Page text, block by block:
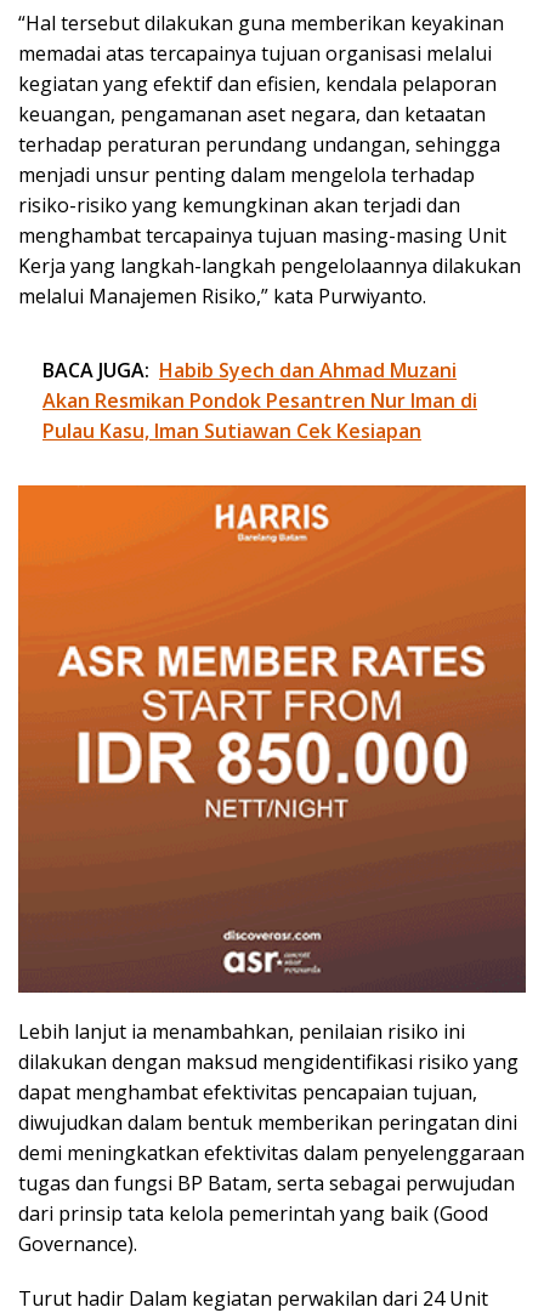
“Hal tersebut dilakukan guna memberikan keyakinan
memadai atas tercapainya tujuan organisasi melalui
kegiatan yang efektif dan efisien, kendala pelaporan
keuangan, pengamanan aset negara, dan ketaatan
terhadap peraturan perundang undangan, sehingga
menjadi unsur penting dalam mengelola terhadap
risiko-risiko yang kemungkinan akan terjadi dan
menghambat tercapainya tujuan masing-masing Unit
Kerja yang langkah-langkah pengelolaannya dilakukan
melalui Manajemen Risiko,” kata Purwiyanto.
BACA JUGA: Habib Syech dan Ahmad Muzani
Akan Resmikan Pondok Pesantren Nur Iman di
Pulau Kasu, Iman Sutiawan Cek Kesiapan
Lebih lanjut ia menambahkan, penilaian risiko ini
dilakukan dengan maksud mengidentifikasi risiko yang
dapat menghambat efektivitas pencapaian tujuan,
diwujudkan dalam bentuk memberikan peringatan dini
demi meningkatkan efektivitas dalam penyelenggaraan
tugas dan fungsi BP Batam, serta sebagai perwujudan
dari prinsip tata kelola pemerintah yang baik (Good
Governance).
Turut hadir Dalam kegiatan perwakilan dari 24 Unit